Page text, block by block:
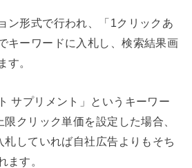
ン形式で行われ、「1クリックあ
キーワードに入札し、検索結果画
す。
サプリメント」というキーワー
限クリック単価を設定した場合、
していれば自社広告よりもそち
ます。